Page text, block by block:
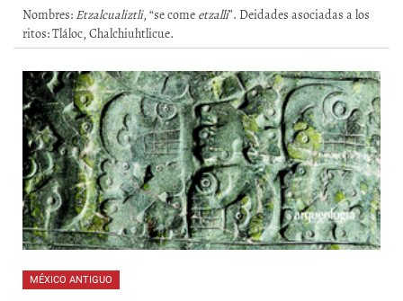
Nombres: Etzalcualiztli, “se come etzalli”. Deidades asociadas a los
ritos: Tláloc, Chalchiuhtlicue.
MÉXICO ANTIGUO